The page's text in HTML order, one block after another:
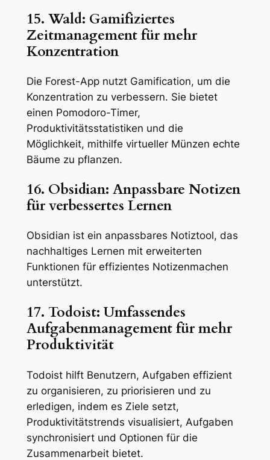
15. Wald: Gamifiziertes
Zeitmanagement für mehr
Konzentration
Die Forest-App nutzt Gamification, um die
Konzentration zu verbessern. Sie bietet
einen Pomodoro-Timer,
Produktivitätsstatistiken und die
Möglichkeit, mithilfe virtueller Münzen echte
Bäume zu pflanzen.
16. Obsidian: Anpassbare Notizen
für verbessertes Lernen
Obsidian ist ein anpassbares Notiztool, das
nachhaltiges Lernen mit erweiterten
Funktionen für effizientes Notizenmachen
unterstützt.
17. Todoist: Umfassendes
Aufgabenmanagement für mehr
Produktivität
Todoist hilft Benutzern, Aufgaben effizient
zu organisieren, zu priorisieren und zu
erledigen, indem es Ziele setzt,
Produktivitätstrends visualisiert, Aufgaben
synchronisiert und Optionen für die
Zusammenarbeit bietet.